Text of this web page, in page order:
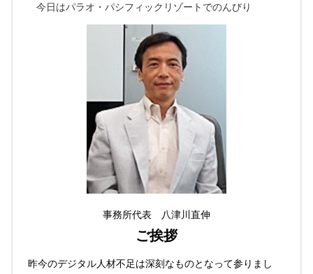
今日はパラオ・パシフィックリゾートでのんびり
事務所代表 八津川直伸
ご挨拶
昨今のデジタル人材不足は深刻なものとなって参りまし